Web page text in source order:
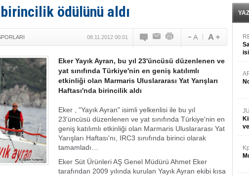
Anadolu Tersanesi EYDEP’te A sertifikası alan ilk
ödülünü aldı
08.11.2012 00:01
Eker Yayık Ayran, bu yıl 23'üncüsü düzenlenen ve
yat sınıfında Türkiye'nin en geniş katılımlı
etkinliği olan Marmaris Uluslararası Yat Yarışları
Haftası'nda birincilik aldı
Eker , "Yayık Ayran" isimli yelkenlisi ile bu yıl
23'üncüsü düzenlenen ve yat sınıfında Türkiye'nin en
geniş katılımlı etkinliği olan Marmaris Uluslararası Yat
Yarışları Haftası'nı, IRC3 sınıfında birinci olarak
tamamladı…
Eker Süt Ürünleri AŞ Genel Müdürü Ahmet Eker
tarafından 2009 yılında kurulan Yayık Ayran ekibi kısa